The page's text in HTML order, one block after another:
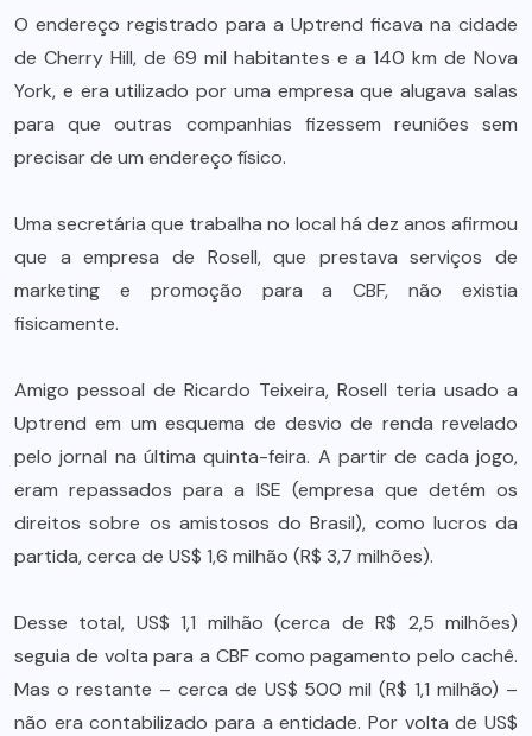
O endereço registrado para a Uptrend ficava na cidade
de Cherry Hill, de 69 mil habitantes e a 140 km de Nova
York, e era utilizado por uma empresa que alugava salas
para que outras companhias fizessem reuniões sem
precisar de um endereço físico.
Uma secretária que trabalha no local há dez anos afirmou
que a empresa de Rosell, que prestava serviços de
marketing e promoção para a CBF, não existia
fisicamente.
Amigo pessoal de Ricardo Teixeira, Rosell teria usado a
Uptrend em um esquema de desvio de renda revelado
pelo jornal na última quinta-feira. A partir de cada jogo,
eram repassados para a ISE (empresa que detém os
direitos sobre os amistosos do Brasil), como lucros da
partida, cerca de US$ 1,6 milhão (R$ 3,7 milhões).
Desse total, US$ 1,1 milhão (cerca de R$ 2,5 milhões)
seguia de volta para a CBF como pagamento pelo cachê.
Mas o restante – cerca de US$ 500 mil (R$ 1,1 milhão) –
não era contabilizado para a entidade. Por volta de US$